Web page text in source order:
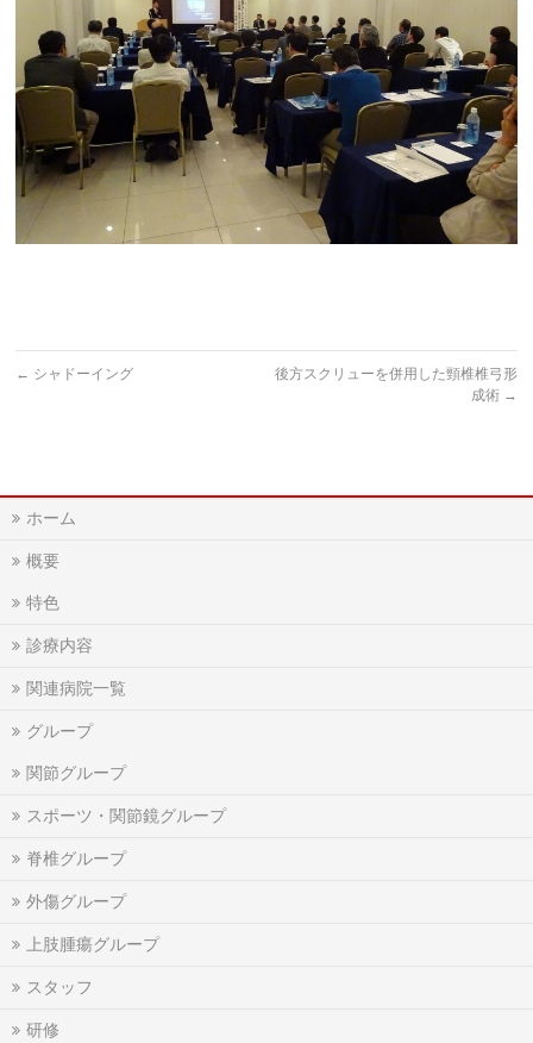
← シャドーイング
後方スクリューを併用した頸椎椎弓形
成術 →
ホーム
概要
特色
診療内容
関連病院一覧
グループ
関節グループ
スポーツ・関節鏡グループ
脊椎グループ
外傷グループ
上肢腫瘍グループ
スタッフ
研修